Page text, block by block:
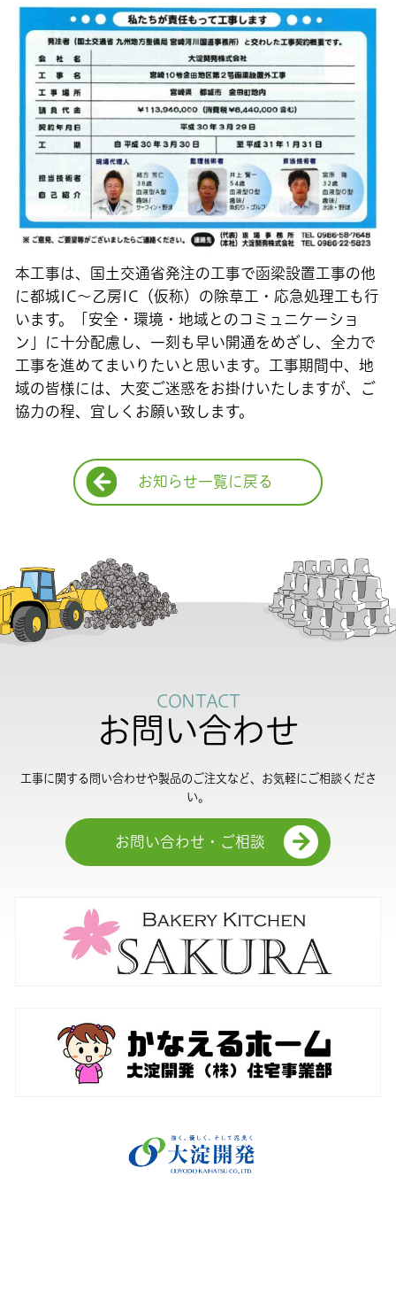
本工事は、国土交通省発注の工事で函梁設置工事の他
に都城IC〜乙房IC（仮称）の除草工・応急処理工も行
います。「安全・環境・地域とのコミュニケーショ
ン」に十分配慮し、一刻も早い開通をめざし、全力で
工事を進めてまいりたいと思います。工事期間中、地
域の皆様には、大変ご迷惑をお掛けいたしますが、ご
協力の程、宜しくお願い致します。
お知らせ一覧に戻る
CONTACT
お問い合わせ
工事に関する問い合わせや製品のご注文など、お気軽にご相談くださ
い。
お問い合わせ・ご相談